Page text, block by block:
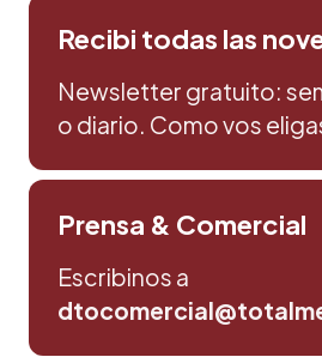
Recibi todas las
Newsletter gratuito:
o diario. Como vos
Prensa & Comercial
Escribinos a